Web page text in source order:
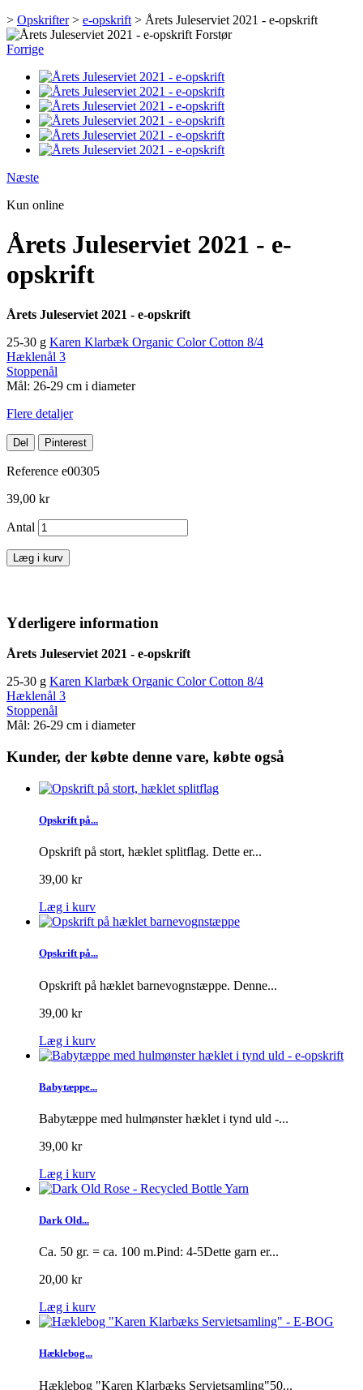
> Opskrifter > e-opskrift > Årets Juleserviet 2021 - e-opskrift
Forstør
Forrige
Næste
Kun online
Årets Juleserviet 2021 - e-
opskrift
Årets Juleserviet 2021 - e-opskrift
25-30 g Karen Klarbæk Organic Color Cotton 8/4
Hæklenål 3
Stoppenål
Mål: 26-29 cm i diameter
Flere detaljer
Del Pinterest
Reference e00305
39,00 kr
Antal
Læg i kurv
Yderligere information
Årets Juleserviet 2021 - e-opskrift
25-30 g Karen Klarbæk Organic Color Cotton 8/4
Hæklenål 3
Stoppenål
Mål: 26-29 cm i diameter
Kunder, der købte denne vare, købte også
Opskrift på...
Opskrift på stort, hæklet splitflag. Dette er...
39,00 kr
Læg i kurv
Opskrift på...
Opskrift på hæklet barnevognstæppe. Denne...
39,00 kr
Læg i kurv
Babytæppe...
Babytæppe med hulmønster hæklet i tynd uld -...
39,00 kr
Læg i kurv
Dark Old...
Ca. 50 gr. = ca. 100 m.Pind: 4-5Dette garn er...
20,00 kr
Læg i kurv
Hæklebog...
Hæklebog "Karen Klarbæks Servietsamling"50...